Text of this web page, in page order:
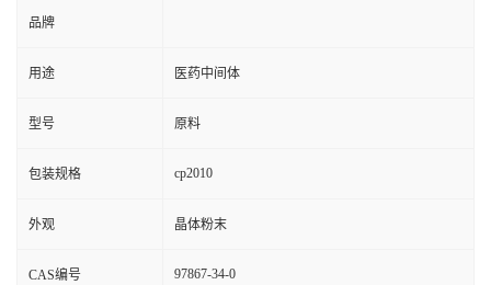
品牌
用途 医药中间体
型号 原料
包装规格 cp2010
外观 晶体粉末
CAS编号 97867-34-0